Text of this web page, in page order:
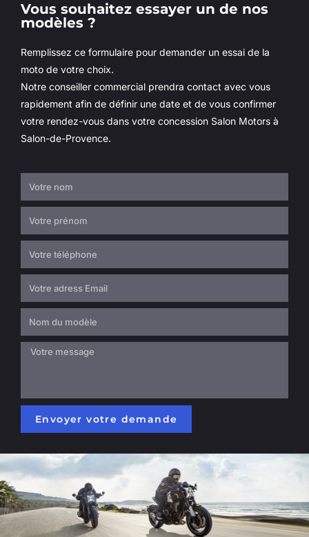
Vous souhaitez essayer un de nos
modèles ?
Remplissez ce formulaire pour demander un essai de la
moto de votre choix.
Notre conseiller commercial prendra contact avec vous
rapidement afin de définir une date et de vous confirmer
votre rendez-vous dans votre concession Salon Motors à
Salon-de-Provence.
Envoyer votre demande